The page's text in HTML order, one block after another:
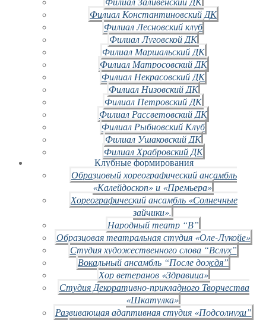
Филиал Константиновский ДК
Филиал Лесновский клуб
Филиал Луговской ДК
Филиал Маршальский ДК
Филиал Матросовский ДК
Филиал Некрасовский ДК
Филиал Низовский ДК
Филиал Петровский ДК
Филиал Рассветовский ДК
Филиал Рыбновский Клуб
Филиал Ушаковский ДК
Филиал Храбровский ДК
Клубные формирования
Образцовый хореографический ансамбль
«Калейдоскоп» и «Премьера»
Хореографический ансамбль «Солнечные
зайчики».
Народный театр “В”
Образцовая театральная студия «Оле-Лукойе»
Студия художественного слова “Вслух”
Вокальный ансамбль “После дождя”
Хор ветеранов «Здравица»
Студия Декоративно-прикладного Творчества
«Шкатулка»
Развивающая адаптивная студия «Подсолнухи”